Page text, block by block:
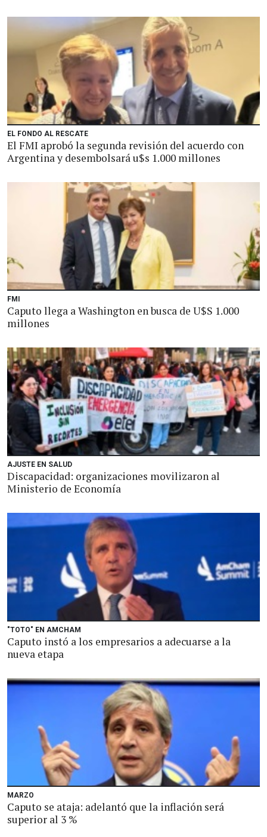
EL FONDO AL RESCATE
El FMI aprobó la segunda revisión del acuerdo con
Argentina y desembolsará u$s 1.000 millones
FMI
Caputo llega a Washington en busca de U$S 1.000
millones
AJUSTE EN SALUD
Discapacidad: organizaciones movilizaron al
Ministerio de Economía
"TOTO" EN AMCHAM
Caputo instó a los empresarios a adecuarse a la
nueva etapa
MARZO
Caputo se ataja: adelantó que la inflación será
superior al 3 %